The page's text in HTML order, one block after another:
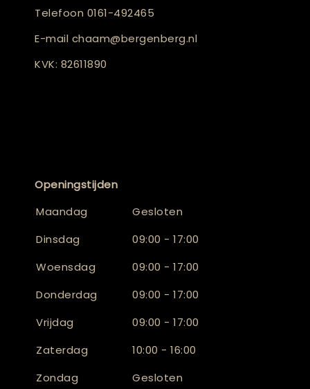
Telefoon 0161-492465
E-mail chaam@bergenberg.nl
KVK: 82611890
Openingstijden
Maandag
Gesloten
Dinsdag
09:00 - 17:00
Woensdag
09:00 - 17:00
Donderdag
09:00 - 17:00
Vrijdag
09:00 - 17:00
Zaterdag
10:00 - 16:00
Zondag
Gesloten